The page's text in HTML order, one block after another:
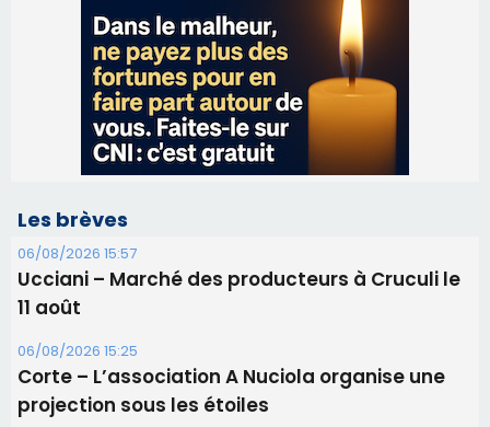
Les brèves
06/08/2026 15:57
Ucciani – Marché des producteurs à Cruculi le
06/08/2026 15:25
Corte – L’association A Nuciola organise une
06/08/2026 15:04
Alata - Soirée Tango Argentin au stade de San
Benedetto
05/08/2026 09:53
Biguglia : messe de la Sainte-Marie et
procession le 14 août